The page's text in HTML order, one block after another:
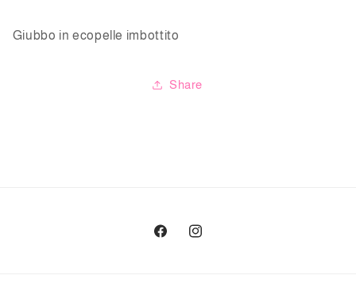
Giubbo in ecopelle imbottito
Share
FacebookInstagram